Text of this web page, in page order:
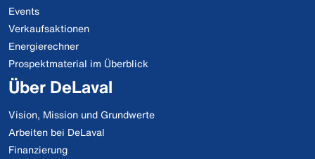
Events
Verkaufsaktionen
Energierechner
Prospektmaterial im Überblick
Über DeLaval
Vision, Mission und Grundwerte
Arbeiten bei DeLaval
Finanzierung